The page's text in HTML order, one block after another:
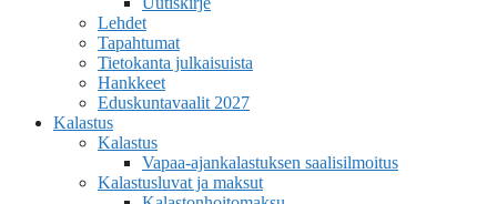
Lehdet
Tapahtumat
Tietokanta julkaisuista
Hankkeet
Eduskuntavaalit 2027
Kalastus
Kalastus
Vapaa-ajankalastuksen saalisilmoitus
Kalastusluvat ja maksut